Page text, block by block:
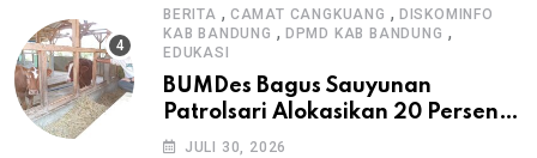
BERITA , CAMAT CANGKUANG , DISKOMINFO
KAB BANDUNG , DPMD KAB BANDUNG ,
EDUKASI
BUMDes Bagus Sauyunan
Patrolsari Alokasikan 20 Persen
Dana Desa untuk Ketahanan
JULI 30, 2026